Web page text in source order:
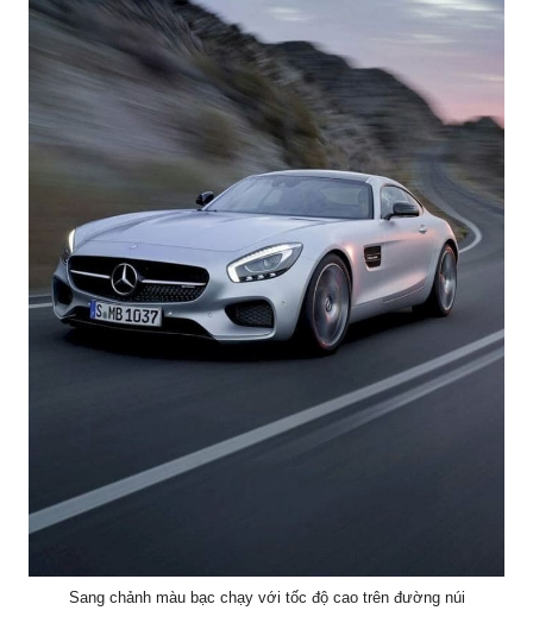
Sang chảnh màu bạc chạy với tốc độ cao trên đường núi